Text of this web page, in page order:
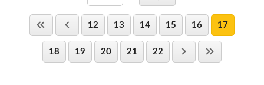
12 13 14 15 16 17
18 19 20 21 22